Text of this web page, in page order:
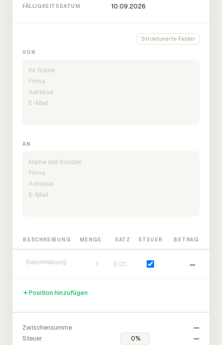
FÄLLIGKEITSDATUM
Strukturierte Felder
VON
AN
BESCHREIBUNG MENGE SATZ STEUER BETRAG
—
Position hinzufügen
Zwischensumme
—
Steuer
—